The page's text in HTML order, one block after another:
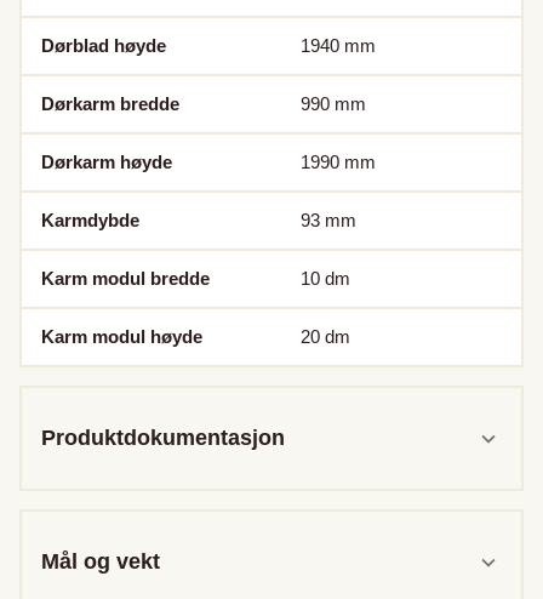
Dørblad høyde 1940 mm
Dørkarm bredde 990 mm
Dørkarm høyde 1990 mm
Karmdybde 93 mm
Karm modul bredde 10 dm
Karm modul høyde 20 dm
Produktdokumentasjon
Mål og vekt